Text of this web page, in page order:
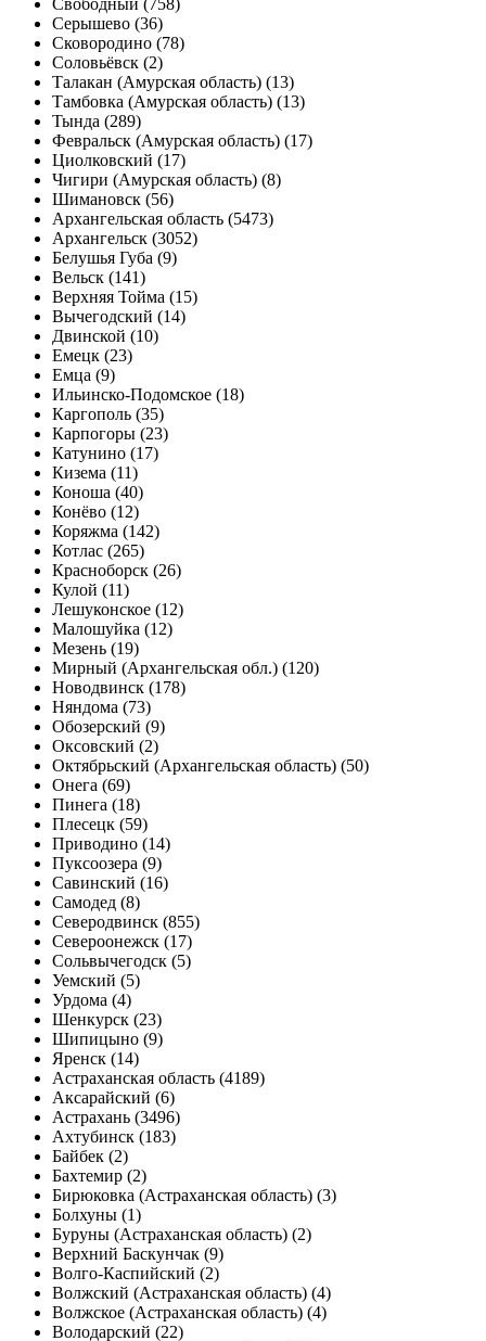
Серышево (36)
Сковородино (78)
Соловьёвск (2)
Талакан (Амурская область) (13)
Тамбовка (Амурская область) (13)
Тында (289)
Февральск (Амурская область) (17)
Циолковский (17)
Чигири (Амурская область) (8)
Шимановск (56)
Архангельская область (5473)
Архангельск (3052)
Белушья Губа (9)
Вельск (141)
Верхняя Тойма (15)
Вычегодский (14)
Двинской (10)
Емецк (23)
Емца (9)
Ильинско-Подомское (18)
Каргополь (35)
Карпогоры (23)
Катунино (17)
Кизема (11)
Коноша (40)
Конёво (12)
Коряжма (142)
Котлас (265)
Красноборск (26)
Кулой (11)
Лешуконское (12)
Малошуйка (12)
Мезень (19)
Мирный (Архангельская обл.) (120)
Новодвинск (178)
Няндома (73)
Обозерский (9)
Оксовский (2)
Октябрьский (Архангельская область) (50)
Онега (69)
Пинега (18)
Плесецк (59)
Приводино (14)
Пуксоозера (9)
Савинский (16)
Самодед (8)
Северодвинск (855)
Североонежск (17)
Сольвычегодск (5)
Уемский (5)
Урдома (4)
Шенкурск (23)
Шипицыно (9)
Яренск (14)
Астраханская область (4189)
Аксарайский (6)
Астрахань (3496)
Ахтубинск (183)
Байбек (2)
Бахтемир (2)
Бирюковка (Астраханская область) (3)
Болхуны (1)
Буруны (Астраханская область) (2)
Верхний Баскунчак (9)
Волго-Каспийский (2)
Волжский (Астраханская область) (4)
Волжское (Астраханская область) (4)
Володарский (22)